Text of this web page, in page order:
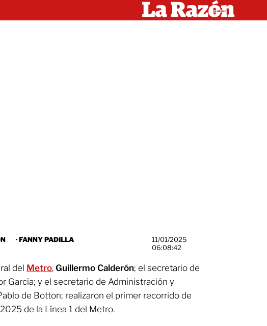
·FANNY PADILLA
11/01/2025
06:08:42
del Metro, Guillermo Calderón; el secretario de
García; y el secretario de Administración y
de Botton; realizaron el primer recorrido de
de la Línea 1 del Metro.